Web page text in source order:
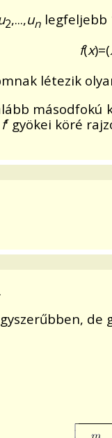
2,...,un legfeljebb
f(x)=(
létezik
másodfokú
f' gyökei köré
de